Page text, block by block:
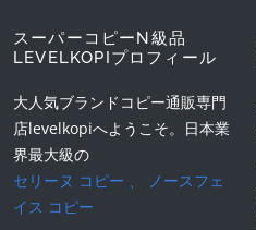
スーパーコピーN級品
LEVELKOPIプロフィール
大人気ブランドコピー通販専門
店levelkopiへようこそ。日本業
界最大級の
セリーヌ コピー 、
ノースフェ
イス コピー